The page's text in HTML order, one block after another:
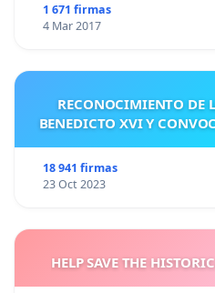
1 671 firmas
4 Mar 2017
RECONOCIMIENTO DE
BENEDICTO XVI Y
18 941 firmas
23 Oct 2023
HELP SAVE THE